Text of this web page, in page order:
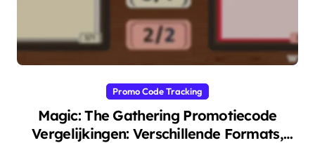
Promo Code Tracking
Magic: The Gathering Promotiecode
Vergelijkingen: Verschillende Formats,